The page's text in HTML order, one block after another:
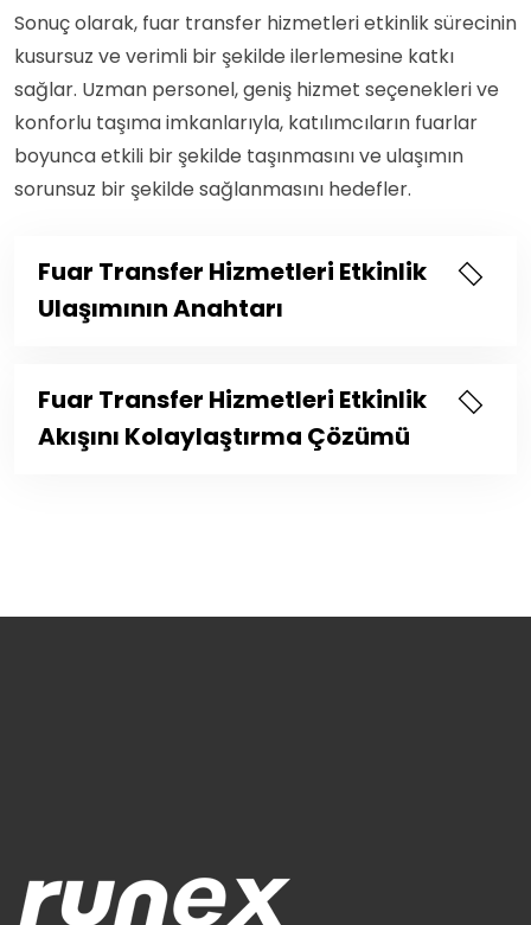
Sonuç olarak, fuar transfer hizmetleri etkinlik sürecinin
kusursuz ve verimli bir şekilde ilerlemesine katkı
sağlar. Uzman personel, geniş hizmet seçenekleri ve
konforlu taşıma imkanlarıyla, katılımcıların fuarlar
boyunca etkili bir şekilde taşınmasını ve ulaşımın
sorunsuz bir şekilde sağlanmasını hedefler.
Fuar Transfer Hizmetleri Etkinlik
Ulaşımının Anahtarı
Fuar Transfer Hizmetleri Etkinlik
Akışını Kolaylaştırma Çözümü